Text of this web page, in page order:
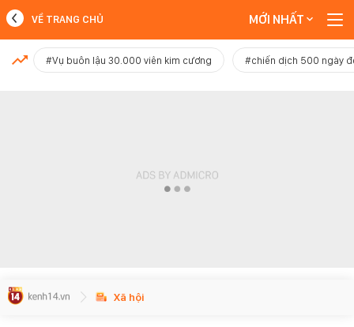
MỚI NHẤT
VỀ TRANG CHỦ MỚI NHẤT
#Vụ buôn lậu 30.000 viên kim cương #chiến dịch 500 ngày
Xã hội